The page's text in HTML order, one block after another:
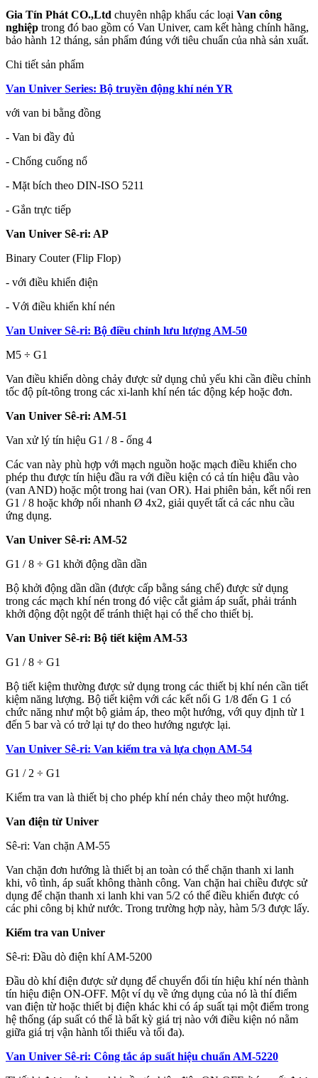
Gia Tín Phát CO.,Ltd chuyên nhập khẩu các loại Van công
nghiệp trong đó bao gồm có Van Univer, cam kết hàng chính hãng,
bảo hành 12 tháng, sản phẩm đúng với tiêu chuẩn của nhà sản xuất.
Chi tiết sản phẩm
Van Univer Series: Bộ truyền động khí nén YR
với van bi bằng đồng
- Van bi đầy đủ
- Chống cuống nổ
- Mặt bích theo DIN-ISO 5211
- Gắn trực tiếp
Van Univer Sê-ri: AP
Binary Couter (Flip Flop)
- với điều khiển điện
- Với điều khiển khí nén
Van Univer Sê-ri: Bộ điều chỉnh lưu lượng AM-50
M5 ÷ G1
Van điều khiển dòng chảy được sử dụng chủ yếu khi cần điều chỉnh
tốc độ pít-tông trong các xi-lanh khí nén tác động kép hoặc đơn.
Van Univer Sê-ri: AM-51
Van xử lý tín hiệu G1 / 8 - ống 4
Các van này phù hợp với mạch nguồn hoặc mạch điều khiển cho
phép thu được tín hiệu đầu ra với điều kiện có cả tín hiệu đầu vào
(van AND) hoặc một trong hai (van OR). Hai phiên bản, kết nối ren
G1 / 8 hoặc khớp nối nhanh Ø 4x2, giải quyết tất cả các nhu cầu
ứng dụng.
Van Univer Sê-ri: AM-52
G1 / 8 ÷ G1 khởi động dần dần
Bộ khởi động dần dần (được cấp bằng sáng chế) được sử dụng
trong các mạch khí nén trong đó việc cắt giảm áp suất, phải tránh
khởi động đột ngột để tránh thiệt hại có thể cho thiết bị.
Van Univer Sê-ri: Bộ tiết kiệm AM-53
G1 / 8 ÷ G1
Bộ tiết kiệm thường được sử dụng trong các thiết bị khí nén cần tiết
kiệm năng lượng. Bộ tiết kiệm với các kết nối G 1/8 đến G 1 có
chức năng như một bộ giảm áp, theo một hướng, với quy định từ 1
đến 5 bar và có trở lại tự do theo hướng ngược lại.
Van Univer Sê-ri: Van kiểm tra và lựa chọn AM-54
G1 / 2 ÷ G1
Kiểm tra van là thiết bị cho phép khí nén chảy theo một hướng.
Van điện từ Univer
Sê-ri: Van chặn AM-55
Van chặn đơn hướng là thiết bị an toàn có thể chặn thanh xi lanh
khi, vô tình, áp suất không thành công. Van chặn hai chiều được sử
dụng để chặn thanh xi lanh khi van 5/2 có thể điều khiển được có
các phi công bị khử nước. Trong trường hợp này, hàm 5/3 được lấy.
Kiểm tra van Univer
Sê-ri: Đầu dò điện khí AM-5200
Đầu dò khí điện được sử dụng để chuyển đổi tín hiệu khí nén thành
tín hiệu điện ON-OFF. Một ví dụ về ứng dụng của nó là thí điểm
van điện từ hoặc thiết bị điện khác khi có áp suất tại một điểm trong
hệ thống (áp suất có thể là bất kỳ giá trị nào với điều kiện nó nằm
giữa giá trị vận hành tối thiểu và tối đa).
Van Univer Sê-ri: Công tắc áp suất hiệu chuẩn AM-5220